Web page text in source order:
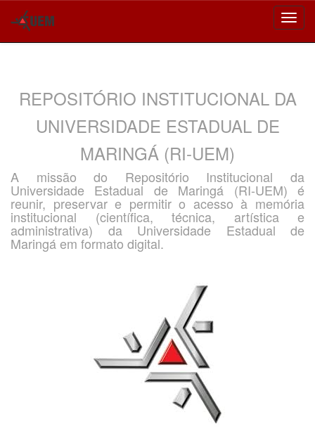
REPOSITÓRIO INSTITUCIONAL DA
UNIVERSIDADE ESTADUAL DE
MARINGÁ (RI-UEM)
A missão do Repositório Institucional da
Universidade Estadual de Maringá (RI-UEM) é
reunir, preservar e permitir o acesso à memória
institucional (científica, técnica, artística e
administrativa) da Universidade Estadual de
Maringá em formato digital.